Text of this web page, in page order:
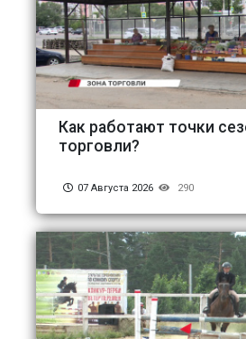
Как работают точки
торговли?
07 Августа 2026 290